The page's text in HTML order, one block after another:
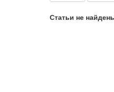
Статьи не